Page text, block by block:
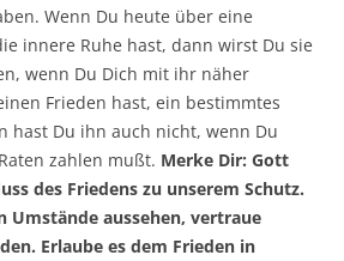
Wenn Du heute über eine
innere Ruhe hast, dann wirst Du sie
wenn Du Dich mit ihr näher
Frieden hast, ein bestimmtes
hast Du ihn auch nicht, wenn Du
zahlen mußt. Merke Dir: Gott
des Friedens zu unserem Schutz.
Umstände aussehen, vertraue
Erlaube es dem Frieden in